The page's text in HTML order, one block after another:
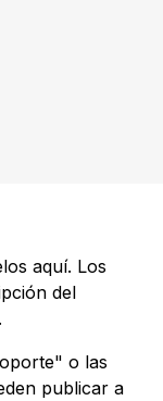
aquí. Los
del
o las
publicar a